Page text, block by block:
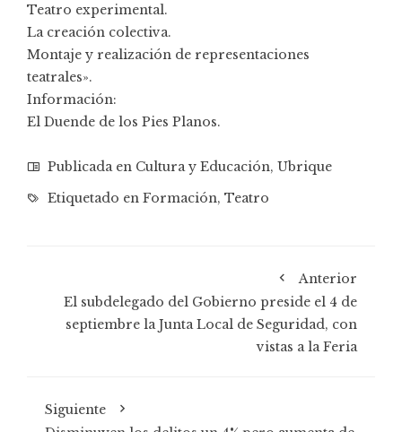
Teatro experimental.
La creación colectiva.
Montaje y realización de representaciones
teatrales».
Información:
El Duende de los Pies Planos.
Publicada en Cultura y Educación, Ubrique
Etiquetado en Formación, Teatro
Anterior
El subdelegado del Gobierno preside el 4 de
septiembre la Junta Local de Seguridad, con
vistas a la Feria
Siguiente